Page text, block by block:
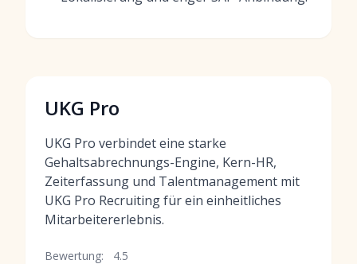
UKG Pro
UKG Pro verbindet eine starke
Gehaltsabrechnungs-Engine, Kern-HR,
Zeiterfassung und Talentmanagement mit
UKG Pro Recruiting für ein einheitliches
Mitarbeitererlebnis.
Bewertung: 4.5